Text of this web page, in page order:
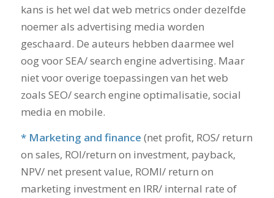
kans is het wel dat web metrics onder dezelfde
noemer als advertising media worden
geschaard. De auteurs hebben daarmee wel
oog voor SEA/ search engine advertising. Maar
niet voor overige toepassingen van het web
zoals SEO/ search engine optimalisatie, social
media en mobile.
* Marketing and finance (net profit, ROS/ return
on sales, ROI/return on investment, payback,
NPV/ net present value, ROMI/ return on
marketing investment en IRR/ internal rate of